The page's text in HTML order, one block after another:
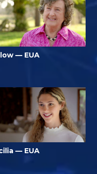
— EUA
— EUA